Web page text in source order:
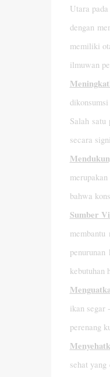
Utara
dengan
memiliki
ilmuwan
Salah
secara
bahwa
Sumber
kebutuhan
ikan segar
perenang
sehat